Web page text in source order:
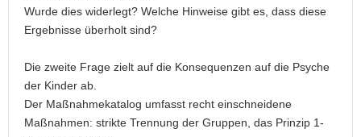
Wurde dies widerlegt? Welche Hinweise gibt es, dass diese
Ergebnisse überholt sind?
Die zweite Frage zielt auf die Konsequenzen auf die Psyche
der Kinder ab.
Der Maßnahmekatalog umfasst recht einschneidene
Maßnahmen: strikte Trennung der Gruppen, das Prinzip 1-